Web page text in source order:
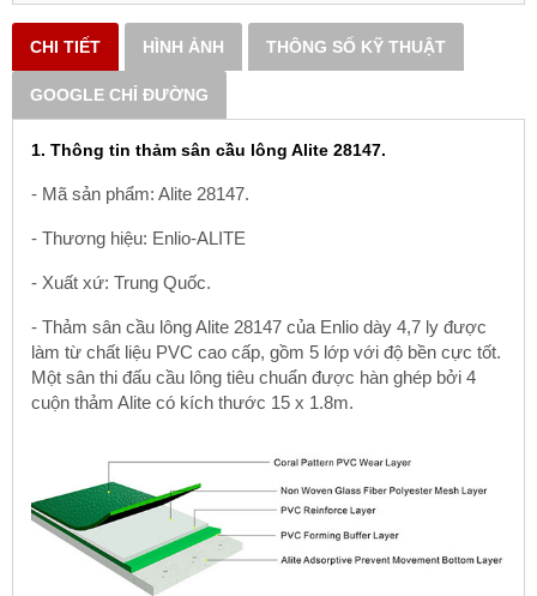
CHI TIẾT HÌNH ẢNH THÔNG SỐ KỸ THUẬT
GOOGLE CHỈ ĐƯỜNG
1. Thông tin thảm sân cầu lông Alite 28147.
- Mã sản phẩm: Alite 28147.
- Thương hiệu: Enlio-ALITE
- Xuất xứ: Trung Quốc.
- Thảm sân cầu lông Alite 28147 của Enlio dày 4,7 ly được
làm từ chất liệu PVC cao cấp, gồm 5 lớp với độ bền cực tốt.
Một sân thi đấu cầu lông tiêu chuẩn được hàn ghép bởi 4
cuộn thảm Alite có kích thước 15 x 1.8m.